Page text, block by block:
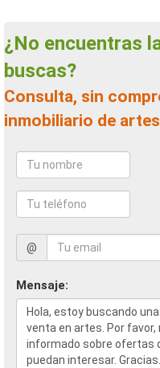
¿No encuentras la casa en venta que
buscas?
Consulta, sin compromiso, a un agente
inmobiliario de artes
@
Mensaje: